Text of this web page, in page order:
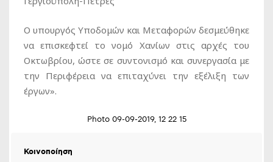
Ο υπουργός Υποδομών και Μεταφορών δεσμεύθηκε
να επισκεφτεί το νομό Χανίων στις αρχές του
Οκτωβρίου, ώστε σε συντονισμό και συνεργασία με
την Περιφέρεια να επιταχύνει την εξέλιξη των
έργων».
Photo 09-09-2019, 12 22 15
Κοινοποίηση